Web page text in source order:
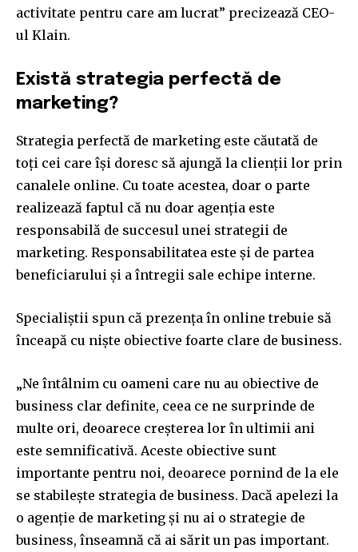
SUBSCRIBERS and be part of the
conversation.
or click the subscribe button below. Don't worry, we respect
your privacy and won't spam your inbox. Your information is
safe with us.
SUBSCRIBE
I've read and accept thePrivacy Policy.
Cititori Cititori Cititori
activitate pentru care am lucrat” precizează CEO-
ul Klain.
Există strategia perfectă de
marketing?
Strategia perfectă de marketing este căutată de
toți cei care își doresc să ajungă la clienții lor prin
canalele online. Cu toate acestea, doar o parte
realizează faptul că nu doar agenția este
responsabilă de succesul unei strategii de
marketing. Responsabilitatea este și de partea
beneficiarului și a întregii sale echipe interne.
Specialiștii spun că prezența în online trebuie să
înceapă cu niște obiective foarte clare de business.
„Ne întâlnim cu oameni care nu au obiective de
business clar definite, ceea ce ne surprinde de
multe ori, deoarece creșterea lor în ultimii ani
este semnificativă. Aceste obiective sunt
importante pentru noi, deoarece pornind de la ele
se stabilește strategia de business. Dacă apelezi la
o agenție de marketing și nu ai o strategie de
business, înseamnă că ai sărit un pas important.